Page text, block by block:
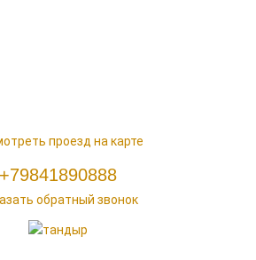
проезд на карте
+79841890888
обратный звонок